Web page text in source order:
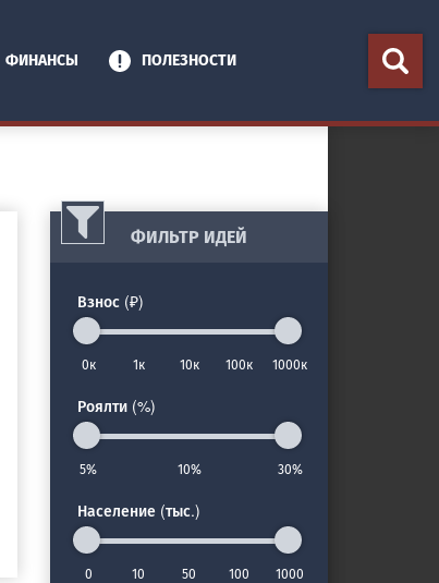
ФИНАНСЫ ПОЛЕЗНОСТИ
ФИЛЬТР ИДЕЙ
Взнос (₽)
0к 1к 10к 100к 1000к
Роялти (%)
5% 10% 30%
Население (тыс.)
0 10 50 100 1000